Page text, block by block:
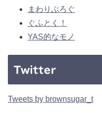
まわりぶろぐ
ぐふとく！
YAS的なモノ
Twitter
Tweets by brownsugar_t